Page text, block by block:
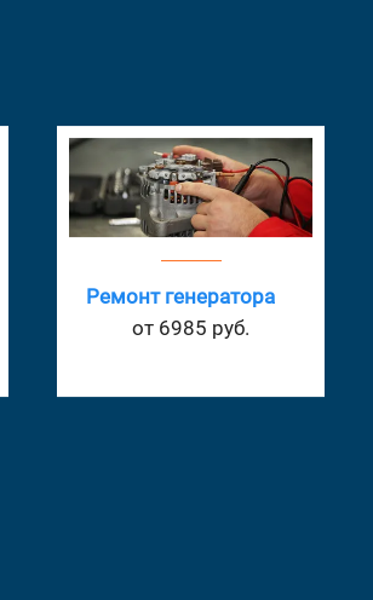
сигнализации
от 3960 руб.